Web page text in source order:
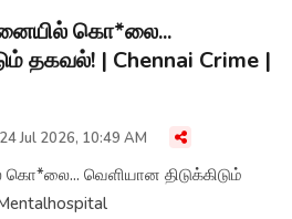
கொ*லை...
தகவல்! | Chennai Crime |
24 Jul 2026, 10:49 AM
வெளியான திடுக்கிடும்